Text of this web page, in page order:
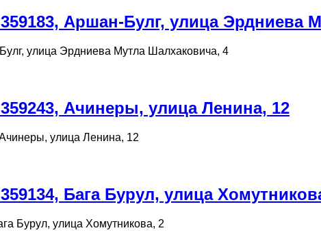
Аршан-Булг, улица Эрдниева
улица Эрдниева Мутла Шалхаковича, 4
Ачинеры, улица Ленина, 12
улица Ленина, 12
Бага Бурул, улица
Бурул, улица Хомутникова, 2